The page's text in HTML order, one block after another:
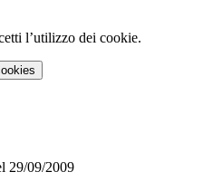
l’utilizzo dei cookie.
29/09/2009